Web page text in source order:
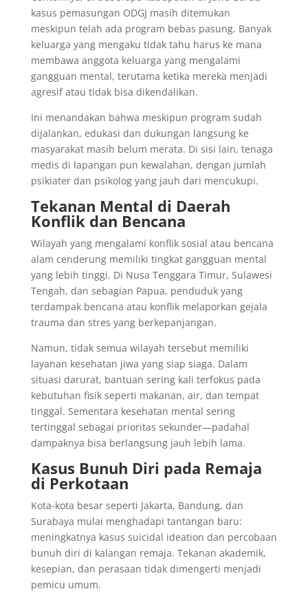
kasus pemasungan ODGJ masih ditemukan
meskipun telah ada program bebas pasung. Banyak
keluarga yang mengaku tidak tahu harus ke mana
membawa anggota keluarga yang mengalami
gangguan mental, terutama ketika mereka menjadi
agresif atau tidak bisa dikendalikan.
Ini menandakan bahwa meskipun program sudah
dijalankan, edukasi dan dukungan langsung ke
masyarakat masih belum merata. Di sisi lain, tenaga
medis di lapangan pun kewalahan, dengan jumlah
psikiater dan psikolog yang jauh dari mencukupi.
Tekanan Mental di Daerah
Konflik dan Bencana
Wilayah yang mengalami konflik sosial atau bencana
alam cenderung memiliki tingkat gangguan mental
yang lebih tinggi. Di Nusa Tenggara Timur, Sulawesi
Tengah, dan sebagian Papua, penduduk yang
terdampak bencana atau konflik melaporkan gejala
trauma dan stres yang berkepanjangan.
Namun, tidak semua wilayah tersebut memiliki
layanan kesehatan jiwa yang siap siaga. Dalam
situasi darurat, bantuan sering kali terfokus pada
kebutuhan fisik seperti makanan, air, dan tempat
tinggal. Sementara kesehatan mental sering
tertinggal sebagai prioritas sekunder—padahal
dampaknya bisa berlangsung jauh lebih lama.
Kasus Bunuh Diri pada Remaja
di Perkotaan
Kota-kota besar seperti Jakarta, Bandung, dan
Surabaya mulai menghadapi tantangan baru:
meningkatnya kasus suicidal ideation dan percobaan
bunuh diri di kalangan remaja. Tekanan akademik,
kesepian, dan perasaan tidak dimengerti menjadi
pemicu umum.